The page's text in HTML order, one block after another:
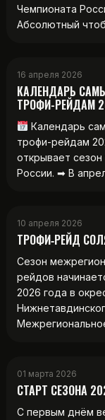
Чемпионата
Абсолютный
16 апреля 2026
КАЛЕНДАРЬ
ТРОФИ-РЕЙДАМ
Календарь
трофи-рейдам
открывает
России. ➡ В
10 апреля 2026
ТРОФИ‑РЕЙД
Сезон
рейдов
2026 года в
01 марта 2026
СТАРТ СЕЗОНА
С первым днём